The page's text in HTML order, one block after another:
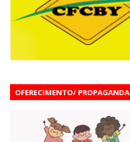
OFERECIMENTO/ PROPAGANDA